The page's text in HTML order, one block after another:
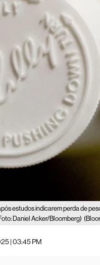
estudos indicarem perda de peso
Daniel Acker/Bloomberg)
| 03:45 PM